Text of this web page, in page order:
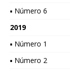
▪ Número 6
2019
▪ Número 1
▪ Número 2